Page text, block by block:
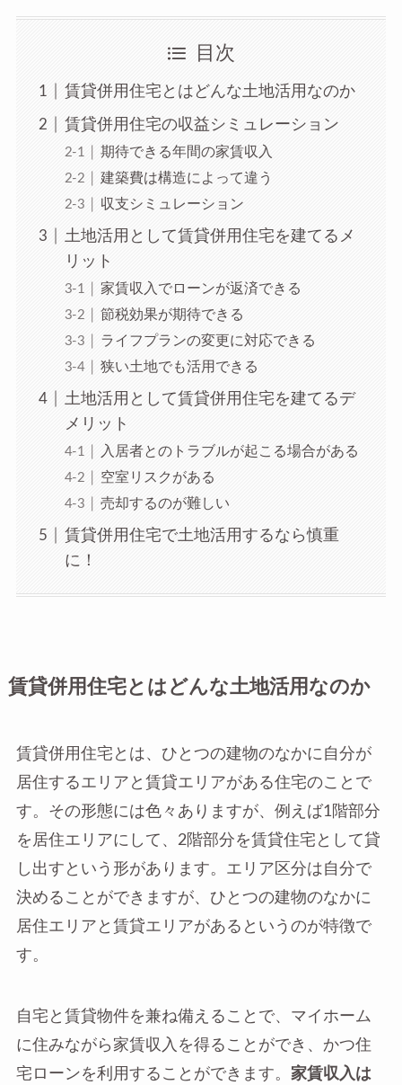
目次
賃貸併用住宅とはどんな土地活用なのか
賃貸併用住宅の収益シミュレーション
期待できる年間の家賃収入
建築費は構造によって違う
収支シミュレーション
土地活用として賃貸併用住宅を建てるメ
リット
家賃収入でローンが返済できる
節税効果が期待できる
ライフプランの変更に対応できる
狭い土地でも活用できる
土地活用として賃貸併用住宅を建てるデ
メリット
入居者とのトラブルが起こる場合がある
空室リスクがある
売却するのが難しい
賃貸併用住宅で土地活用するなら慎重
に！
賃貸併用住宅とはどんな土地活用なのか
賃貸併用住宅とは、ひとつの建物のなかに自分が
居住するエリアと賃貸エリアがある住宅のことで
す。その形態には色々ありますが、例えば1階部分
を居住エリアにして、2階部分を賃貸住宅として貸
し出すという形があります。エリア区分は自分で
決めることができますが、ひとつの建物のなかに
居住エリアと賃貸エリアがあるというのが特徴で
す。
自宅と賃貸物件を兼ね備えることで、マイホーム
に住みながら家賃収入を得ることができ、かつ住
宅ローンを利用することができます。 家賃収入は